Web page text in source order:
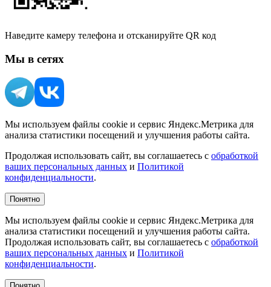
Наведите камеру телефона и отсканируйте QR код
Мы в сетях
Мы используем файлы cookie и сервис Яндекс.Метрика для
анализа статистики посещений и улучшения работы сайта.
Продолжая использовать сайт, вы соглашаетесь с обработкой
ваших персональных данных и Политикой
конфиденциальности.
Понятно
Мы используем файлы cookie и сервис Яндекс.Метрика для
анализа статистики посещений и улучшения работы сайта.
Продолжая использовать сайт, вы соглашаетесь с обработкой
ваших персональных данных и Политикой
конфиденциальности.